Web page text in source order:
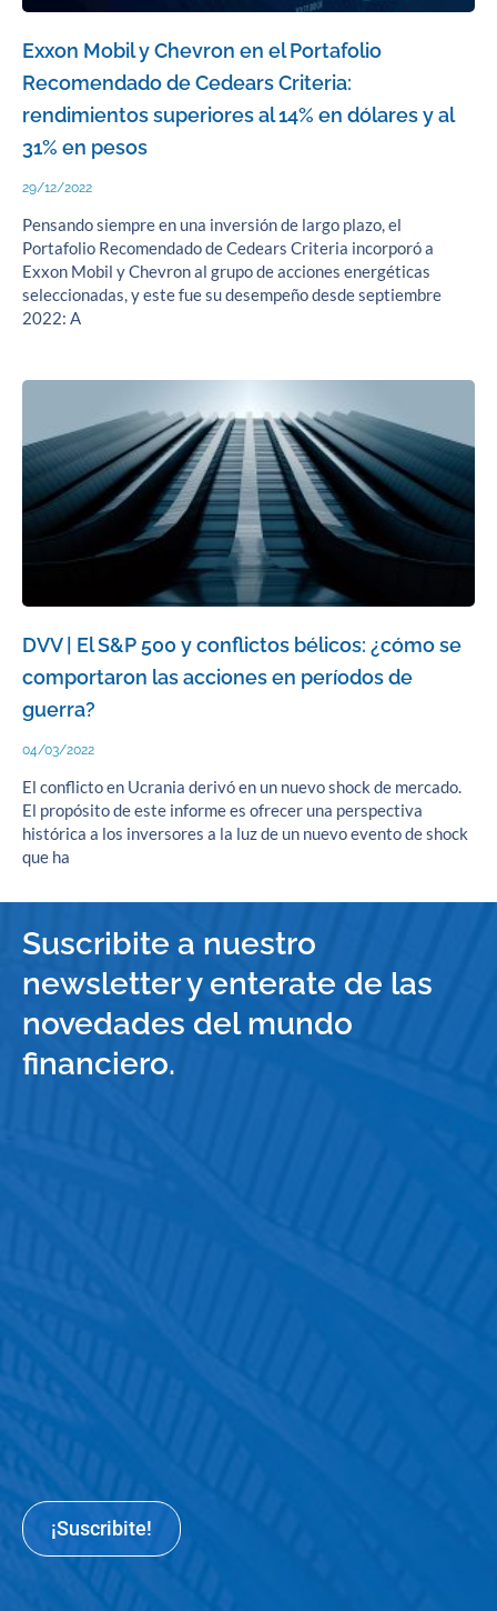
Exxon Mobil y Chevron en el Portafolio
Recomendado de Cedears Criteria:
rendimientos superiores al 14% en dólares y al
31% en pesos
29/12/2022
Pensando siempre en una inversión de largo plazo, el
Portafolio Recomendado de Cedears Criteria incorporó a
Exxon Mobil y Chevron al grupo de acciones energéticas
seleccionadas, y este fue su desempeño desde septiembre
2022: A
DVV | El S&P 500 y conflictos bélicos: ¿cómo se
comportaron las acciones en períodos de
guerra?
04/03/2022
El conflicto en Ucrania derivó en un nuevo shock de mercado.
El propósito de este informe es ofrecer una perspectiva
histórica a los inversores a la luz de un nuevo evento de shock
que ha
Suscribite a nuestro
newsletter y enterate de las
novedades del mundo
financiero.
¡Suscribite!